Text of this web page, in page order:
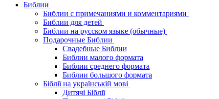
Библии
Библии с примечаниями и комментариями
Библии для детей
Библии на русском языке (обычные)
Подарочные Библии
Свадебные Библии
Библии малого формата
Библии среднего формата
Библии большого формата
Біблії на українській мові
Дитячі Біблії